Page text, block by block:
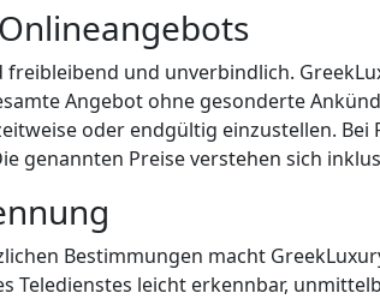
freibleibend und unverbindlich.
Angebot ohne gesonderte
oder endgültig einzustellen.
genannten Preise verstehen sich
Bestimmungen macht
Teledienstes leicht erkennbar,